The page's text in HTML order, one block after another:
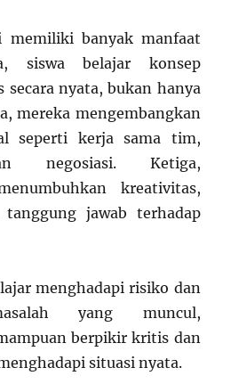
memiliki banyak manfaat
siswa belajar konsep
secara nyata, bukan hanya
mereka mengembangkan
seperti kerja sama tim,
negosiasi. Ketiga,
kreativitas,
jawab terhadap
menghadapi risiko dan
yang muncul,
berpikir kritis dan
situasi nyata.